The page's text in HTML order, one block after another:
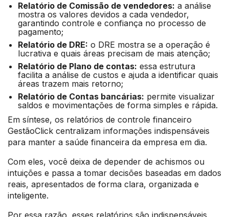
Relatório de Comissão de vendedores: a análise
mostra os valores devidos a cada vendedor,
garantindo controle e confiança no processo de
pagamento;
Relatório de DRE: o DRE mostra se a operação é
lucrativa e quais áreas precisam de mais atenção;
Relatório de Plano de contas: essa estrutura
facilita a análise de custos e ajuda a identificar quais
áreas trazem mais retorno;
Relatório de Contas bancárias: permite visualizar
saldos e movimentações de forma simples e rápida.
Em síntese, os relatórios de controle financeiro
GestãoClick centralizam informações indispensáveis
para manter a saúde financeira da empresa em dia.
Com eles, você deixa de depender de achismos ou
intuições e passa a tomar decisões baseadas em dados
reais, apresentados de forma clara, organizada e
inteligente.
Por essa razão, esses relatórios são indispensáveis